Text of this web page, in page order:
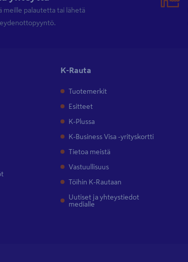
meille palautetta tai lähetä
K-Rauta
Tuotemerkit
Esitteet
K-Plussa
K-Business Visa -yrityskortti
Tietoa meistä
Vastuullisuus
Töihin K-Rautaan
Uutiset ja yhteystiedot
medialle